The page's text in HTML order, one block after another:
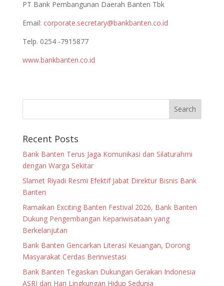
PT Bank Pembangunan Daerah Banten Tbk
Email: corporate.secretary@bankbanten.co.id
Telp. 0254 -7915877
www.bankbanten.co.id
Recent Posts
Bank Banten Terus Jaga Komunikasi dan Silaturahmi
dengan Warga Sekitar
Slamet Riyadi Resmi Efektif Jabat Direktur Bisnis Bank
Banten
Ramaikan Exciting Banten Festival 2026, Bank Banten
Dukung Pengembangan Kepariwisataan yang
Berkelanjutan
Bank Banten Gencarkan Literasi Keuangan, Dorong
Masyarakat Cerdas Berinvestasi
Bank Banten Tegaskan Dukungan Gerakan Indonesia
ASRI dan Hari Lingkungan Hidup Sedunia